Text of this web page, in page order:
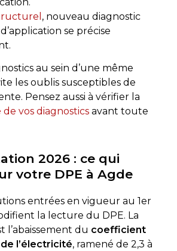
, nouveau diagnostic
se précise
au sein d’une même
les oublis susceptibles de
Pensez aussi à vérifier la
vos diagnosticsavant toute
2026 : ce qui
votre DPE à Agde
entrées en vigueur au 1er
la lecture du DPE. La
l’abaissement du coefficient
l’électricité, ramené de 2,3 à